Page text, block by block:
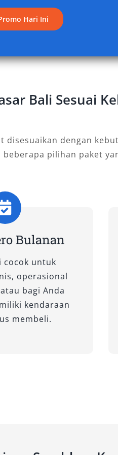
Hari Ini
Bali Sesuai
disesuaikan dengan
pilihan paket
Bulanan
cocok untuk
operasional
bagi Anda
kendaraan
membeli.